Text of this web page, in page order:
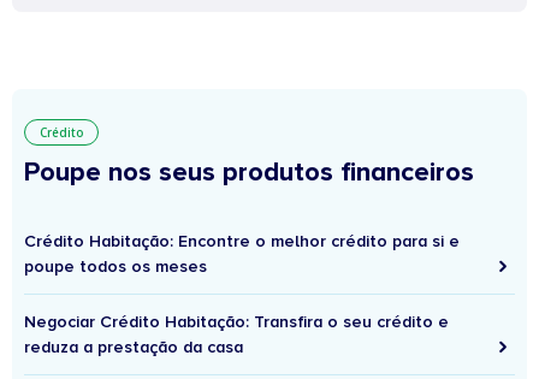
Crédito
Poupe nos seus produtos financeiros
Crédito Habitação: Encontre o melhor crédito para si e
poupe todos os meses
Negociar Crédito Habitação: Transfira o seu crédito e
reduza a prestação da casa